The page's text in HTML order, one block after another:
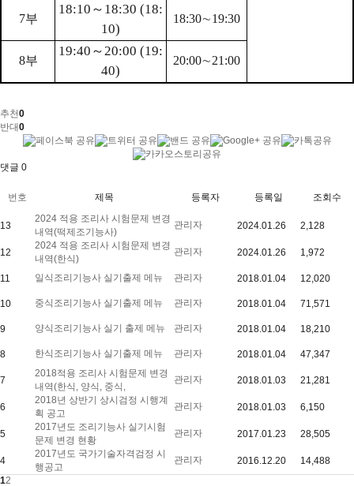
7부
18:10 ～ 18:30 (18:
10)
18:30∼19:30
8부
19:40 ～ 20:00 (19:
40)
20:00∼21:00
추천0
반대0
댓글 0
번호 제목 등록자 등록일 조회수
13
2024 적용 조리사 시험문제 변경
내역(떡제조기능사)
관리자 2024.01.26 2,128
12
2024 적용 조리사 시험문제 변경
내역(한식)
관리자 2024.01.26 1,972
11 일식조리기능사 실기출제 메뉴 관리자 2018.01.04 12,020
10 중식조리기능사 실기출제 메뉴 관리자 2018.01.04 71,571
9 양식조리기능사 실기 출제 메뉴 관리자 2018.01.04 18,210
8 한식조리기능사 실기출제 메뉴 관리자 2018.01.04 47,347
7
2018적용 조리사 시험문제 변경
내역(한식, 양식, 중식,
관리자 2018.01.03 21,281
6
2018년 상반기 상시검정 시행계
획 공고
관리자 2018.01.03 6,150
5
2017년도 조리기능사 실기시험
문제 변경 현황
관리자 2017.01.23 28,505
4
2017년도 국가기술자격검정 시
행공고
관리자 2016.12.20
14,488
12